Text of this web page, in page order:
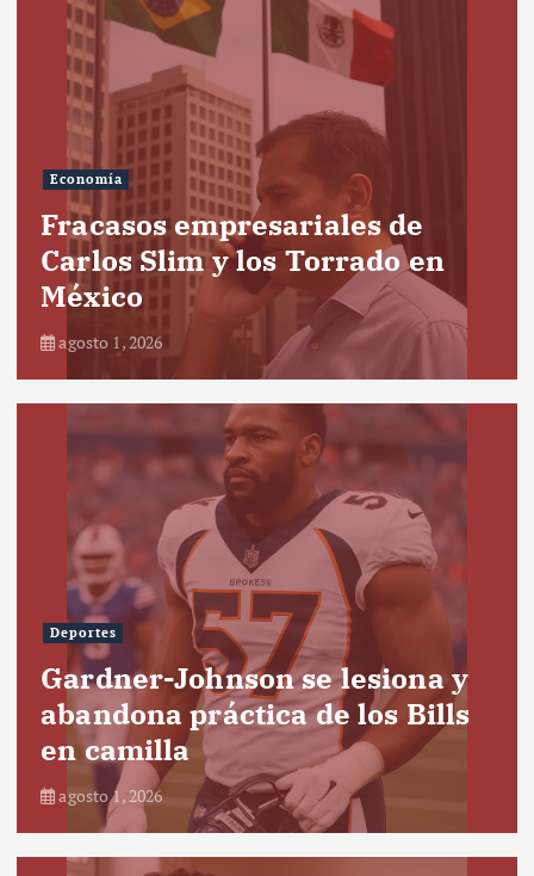
Economía
Fracasos empresariales de
Carlos Slim y los Torrado en
México
agosto 1, 2026
Deportes
Gardner-Johnson se lesiona y
abandona práctica de los Bills
en camilla
agosto 1, 2026